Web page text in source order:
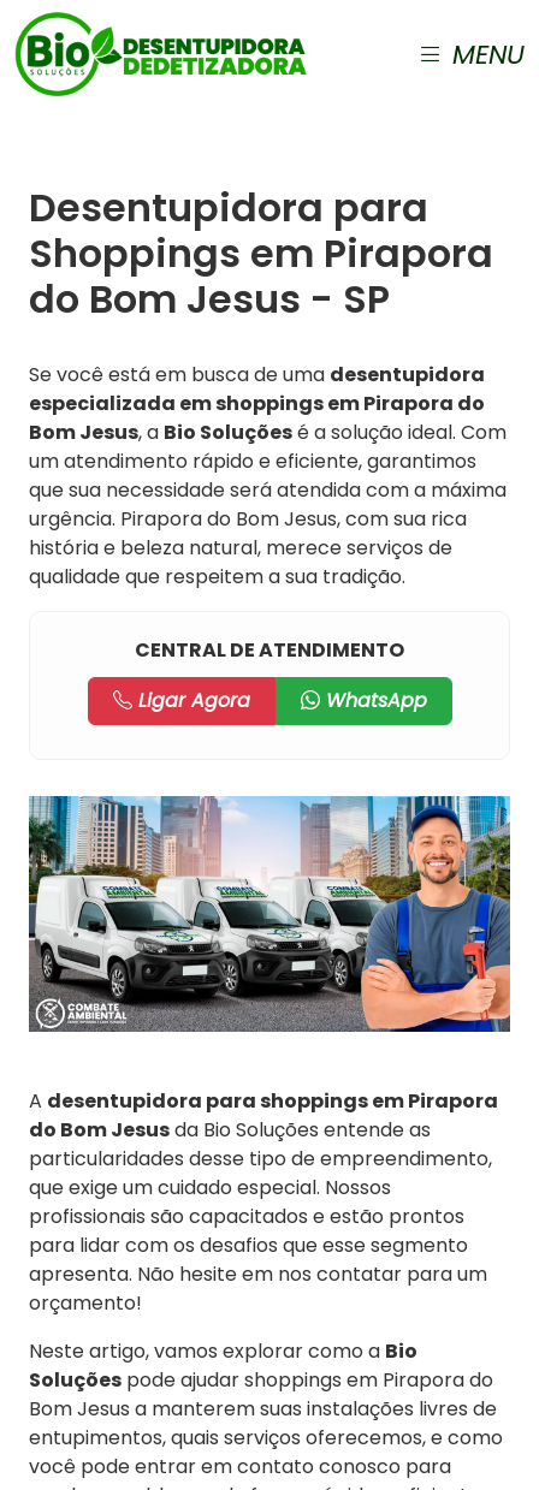
MENU
Desentupidora para
Shoppings em Pirapora
do Bom Jesus - SP
Se você está em busca de uma desentupidora
especializada em shoppings em Pirapora do
Bom Jesus, a Bio Soluçõesé a solução ideal. Com
um atendimento rápido e eficiente, garantimos
que sua necessidade será atendida com a máxima
urgência. Pirapora do Bom Jesus, com sua rica
história e beleza natural, merece serviços de
qualidade que respeitem a sua tradição.
CENTRAL DE ATENDIMENTO
Ligar Agora
WhatsApp
A desentupidora para shoppings em Pirapora
do Bom Jesusda Bio Soluções entende as
particularidades desse tipo de empreendimento,
que exige um cuidado especial. Nossos
profissionais são capacitados e estão prontos
para lidar com os desafios que esse segmento
apresenta. Não hesite em nos contatar para um
orçamento!
Neste artigo, vamos explorar como a Bio
Soluções pode ajudar shoppings em Pirapora do
Bom Jesus a manterem suas instalações livres de
entupimentos, quais serviços oferecemos, e como
você pode entrar em contato conosco para